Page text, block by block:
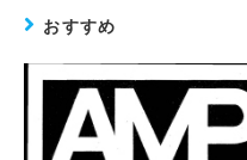
む
おすすめ